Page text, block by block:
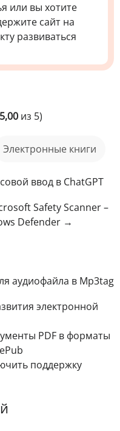
или вы хотите
сайт на
развиваться
5,00 из 5)
электронные книги
ввод в ChatGPT
Safety Scanner –
Defender →
аудиофайла в Mp3tag
электронной
PDF в форматы
поддержку